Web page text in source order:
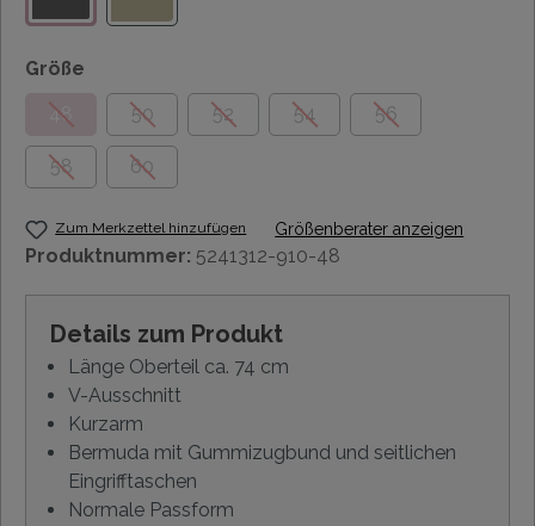
Größe
48
50 52 54 56
58 60
Zum Merkzettel hinzufügen Größenberater anzeigen
Produktnummer: 5241312-910-48
Details zum Produkt
Länge Oberteil ca. 74 cm
V-Ausschnitt
Kurzarm
Bermuda mit Gummizugbund und seitlichen
Eingrifftaschen
Normale Passform